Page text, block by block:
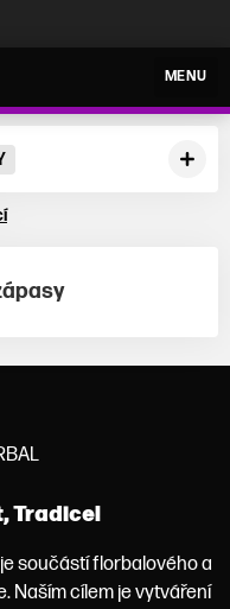
MENU
Tradice!
součástí florbalového a
Naším cílem je vytváření